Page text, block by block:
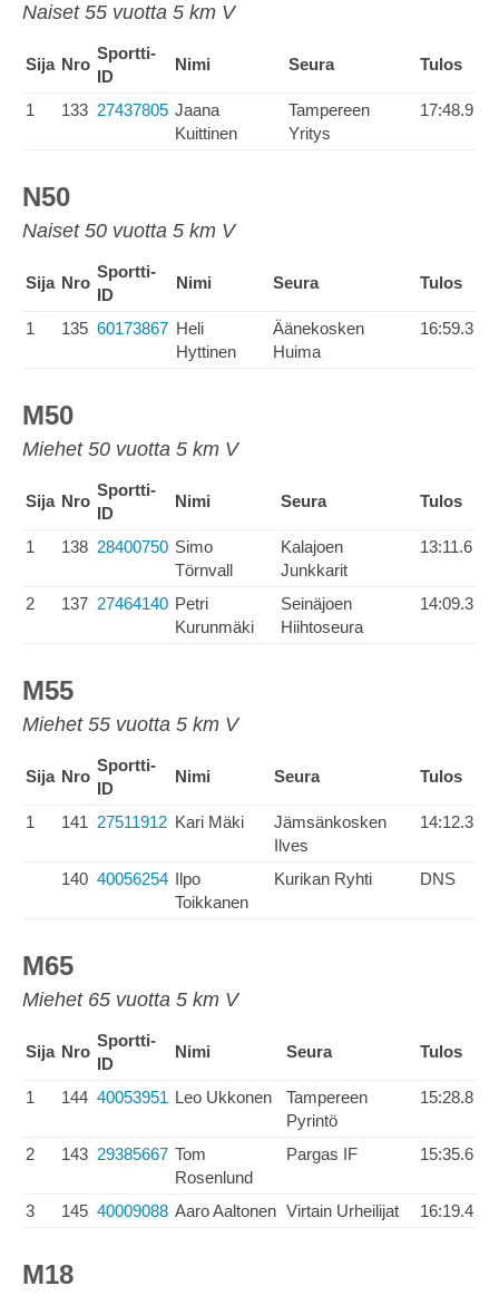
Naiset 55 vuotta 5 km V
Sija Nro
Sportti-
ID
Nimi Seura Tulos
1 133 27437805 Jaana
Kuittinen
Tampereen
Yritys
17:48.9
N50
Naiset 50 vuotta 5 km V
Sija Nro
Sportti-
ID
Nimi Seura Tulos
1 135 60173867 Heli
Hyttinen
Äänekosken
Huima
16:59.3
M50
Miehet 50 vuotta 5 km V
Sija Nro
Sportti-
ID
Nimi Seura Tulos
1 138 28400750 Simo
Törnvall
Kalajoen
Junkkarit
13:11.6
2 137 27464140 Petri
Kurunmäki
Seinäjoen
Hiihtoseura
14:09.3
M55
Miehet 55 vuotta 5 km V
Sija Nro
Sportti-
ID
Nimi Seura Tulos
1 141 27511912 Kari Mäki
Jämsänkosken
Ilves
14:12.3
140 40056254 Ilpo
Toikkanen
Kurikan Ryhti DNS
M65
Miehet 65 vuotta 5 km V
Sija Nro
Sportti-
ID
Nimi Seura Tulos
1 144 40053951 Leo Ukkonen
Tampereen
Pyrintö
15:28.8
2 143 29385667 Tom
Rosenlund
Pargas IF 15:35.6
3 145 40009088 Aaro Aaltonen Virtain Urheilijat 16:19.4
M18